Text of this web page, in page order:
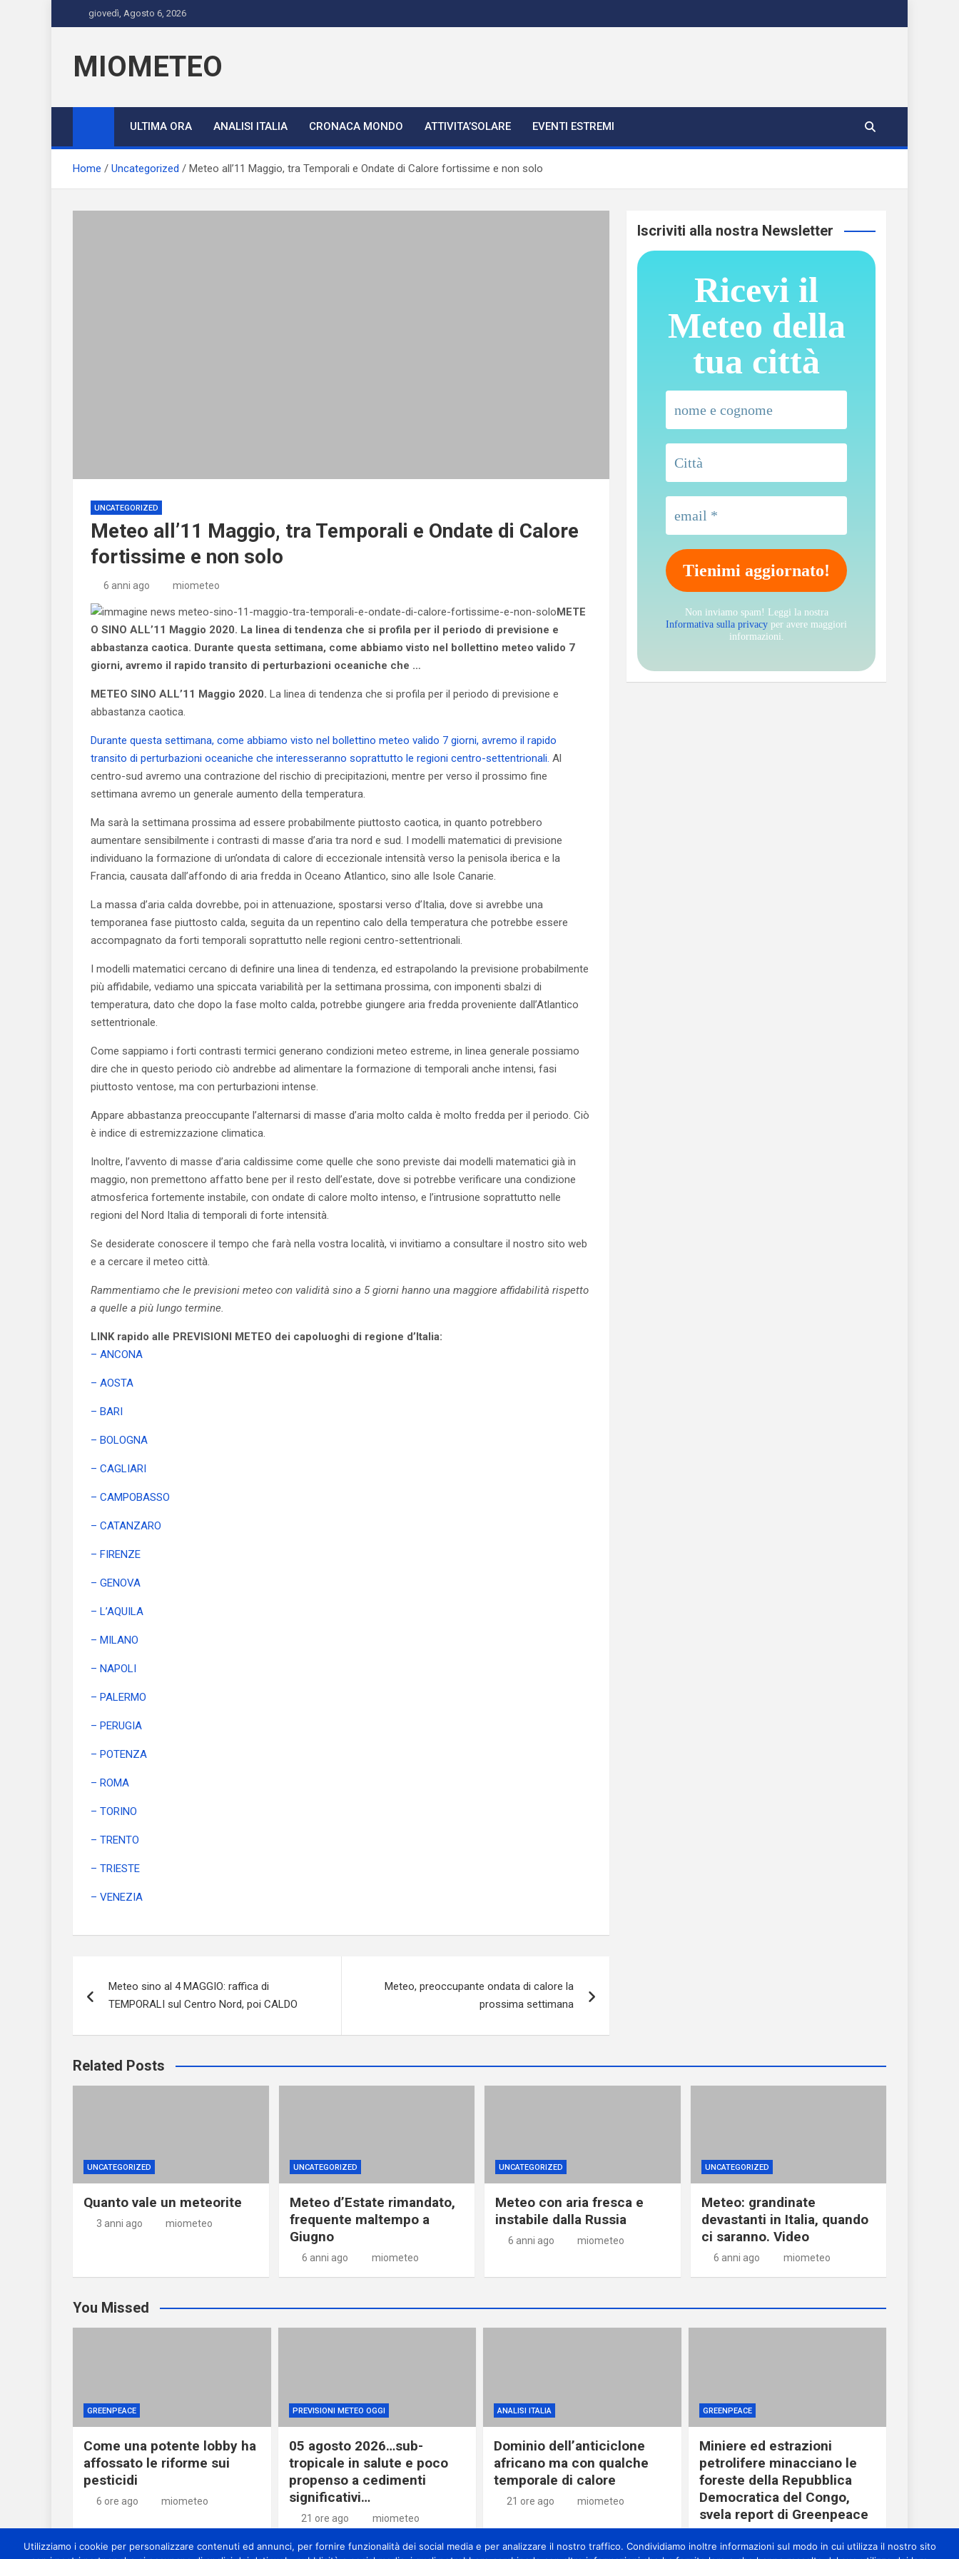
to
giovedì, Agosto 6, 2026
MIOMETEO
ULTIMA ORA ANALISI ITALIA CRONACA MONDO ATTIVITA’SOLARE EVENTI ESTREMI
Home Uncategorized Meteo all’11 Maggio, tra Temporali e Ondate di Calore fortissime e non solo
UNCATEGORIZED
Meteo all’11 Maggio, tra Temporali e Ondate di Calore
fortissime e non solo
6 anni ago miometeo
METE
O SINO ALL’11 Maggio 2020. La linea di tendenza che si profila per il periodo di previsione e
abbastanza caotica. Durante questa settimana, come abbiamo visto nel bollettino meteo valido 7
giorni, avremo il rapido transito di perturbazioni oceaniche che …
METEO SINO ALL’11 Maggio 2020. La linea di tendenza che si profila per il periodo di previsione e
abbastanza caotica.
Durante questa settimana, come abbiamo visto nel bollettino meteo valido 7 giorni, avremo il rapido
transito di perturbazioni oceaniche che interesseranno soprattutto le regioni centro-settentrionali. Al
centro-sud avremo una contrazione del rischio di precipitazioni, mentre per verso il prossimo fine
settimana avremo un generale aumento della temperatura.
Ma sarà la settimana prossima ad essere probabilmente piuttosto caotica, in quanto potrebbero
aumentare sensibilmente i contrasti di masse d’aria tra nord e sud. I modelli matematici di previsione
individuano la formazione di un’ondata di calore di eccezionale intensità verso la penisola iberica e la
Francia, causata dall’affondo di aria fredda in Oceano Atlantico, sino alle Isole Canarie.
La massa d’aria calda dovrebbe, poi in attenuazione, spostarsi verso d’Italia, dove si avrebbe una
temporanea fase piuttosto calda, seguita da un repentino calo della temperatura che potrebbe essere
accompagnato da forti temporali soprattutto nelle regioni centro-settentrionali.
I modelli matematici cercano di definire una linea di tendenza, ed estrapolando la previsione probabilmente
più affidabile, vediamo una spiccata variabilità per la settimana prossima, con imponenti sbalzi di
temperatura, dato che dopo la fase molto calda, potrebbe giungere aria fredda proveniente dall’Atlantico
settentrionale.
Come sappiamo i forti contrasti termici generano condizioni meteo estreme, in linea generale possiamo
dire che in questo periodo ciò andrebbe ad alimentare la formazione di temporali anche intensi, fasi
piuttosto ventose, ma con perturbazioni intense.
Appare abbastanza preoccupante l’alternarsi di masse d’aria molto calda è molto fredda per il periodo. Ciò
è indice di estremizzazione climatica.
Inoltre, l’avvento di masse d’aria caldissime come quelle che sono previste dai modelli matematici già in
maggio, non premettono affatto bene per il resto dell’estate, dove si potrebbe verificare una condizione
atmosferica fortemente instabile, con ondate di calore molto intenso, e l’intrusione soprattutto nelle
regioni del Nord Italia di temporali di forte intensità.
Se desiderate conoscere il tempo che farà nella vostra località, vi invitiamo a consultare il nostro sito web
e a cercare il meteo città.
Rammentiamo che le previsioni meteo con validità sino a 5 giorni hanno una maggiore affidabilità rispetto
a quelle a più lungo termine.
LINK rapido alle PREVISIONI METEO dei capoluoghi di regione d’Italia:
– ANCONA
– AOSTA
– BARI
– BOLOGNA
– CAGLIARI
– CAMPOBASSO
– CATANZARO
– FIRENZE
– GENOVA
– L’AQUILA
– MILANO
– NAPOLI
– PALERMO
– PERUGIA
– POTENZA
– ROMA
– TORINO
– TRENTO
– TRIESTE
– VENEZIA
articoli
Meteo sino al 4 MAGGIO: raffica di
TEMPORALI sul Centro Nord, poi CALDO
Meteo, preoccupante ondata di calore la
prossima settimana
Iscriviti alla nostra Newsletter
Ricevi il
Meteo della
tua città
Non inviamo spam! Leggi la nostra
Informativa sulla privacy per avere maggiori
informazioni.
Related Posts
UNCATEGORIZED
Quanto vale un meteorite
3 anni ago miometeo
UNCATEGORIZED
Meteo d’Estate rimandato,
frequente maltempo a
Giugno
6 anni ago miometeo
UNCATEGORIZED
Meteo con aria fresca e
instabile dalla Russia
6 anni ago miometeo
UNCATEGORIZED
Meteo: grandinate
devastanti in Italia, quando
ci saranno. Video
6 anni ago miometeo
You Missed
GREENPEACE
Come una potente lobby ha
affossato le riforme sui
pesticidi
6 ore ago miometeo
PREVISIONI METEO OGGI
05 agosto 2026…sub-
tropicale in salute e poco
propenso a cedimenti
significativi…
21 ore ago miometeo
ANALISI ITALIA
Dominio dell’anticiclone
africano ma con qualche
temporale di calore
21 ore ago miometeo
GREENPEACE
Miniere ed estrazioni
petrolifere minacciano le
foreste della Repubblica
Democratica del Congo,
svela report di Greenpeace
Utilizziamo i cookie per personalizzare contenuti ed annunci, per fornire funzionalità dei social media e per analizzare il nostro traffico. Condividiamo inoltre informazioni sul modo in cui utilizza il nostro sito